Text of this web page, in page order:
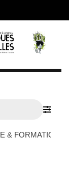
& FORMATION